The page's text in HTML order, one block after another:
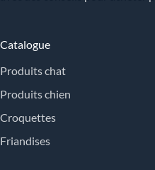
Catalogue
Produits chat
Produits chien
Croquettes
Friandises